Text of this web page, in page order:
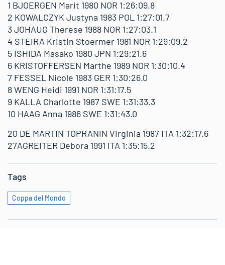
1 BJOERGEN Marit 1980 NOR 1:26:09.8
2 KOWALCZYK Justyna 1983 POL 1:27:01.7
3 JOHAUG Therese 1988 NOR 1:27:03.1
4 STEIRA Kristin Stoermer 1981 NOR 1:29:09.2
5 ISHIDA Masako 1980 JPN 1:29:21.6
6 KRISTOFFERSEN Marthe 1989 NOR 1:30:10.4
7 FESSEL Nicole 1983 GER 1:30:26.0
8 WENG Heidi 1991 NOR 1:31:17.5
9 KALLA Charlotte 1987 SWE 1:31:33.3
10 HAAG Anna 1986 SWE 1:31:43.0
20 DE MARTIN TOPRANIN Virginia 1987 ITA 1:32:17.6
27AGREITER Debora 1991 ITA 1:35:15.2
Tags
Coppa del Mondo